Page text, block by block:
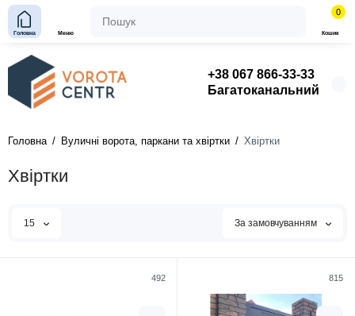
+38 067 866-33-33
Багатоканальний
Головна Меню
0
Кошик
Головна Вуличні ворота, паркани та хвіртки Хвіртки
Хвіртки
15 За замовчуванням
492 815